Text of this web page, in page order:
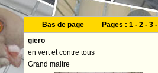
Bas de page Pages : 1- 2- 3-
giero
en vert et contre tous
Grand maitre